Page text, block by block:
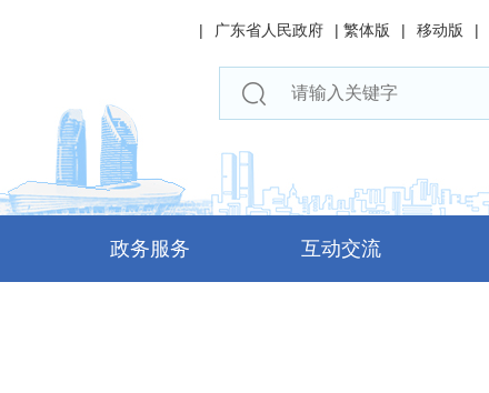
| 广东省人民政府 | 繁体版 | 移动版 |
政务服务 互动交流